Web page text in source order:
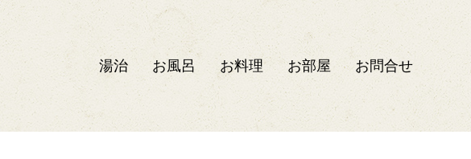
湯治 お風呂 お料理 お部屋 お問合せ